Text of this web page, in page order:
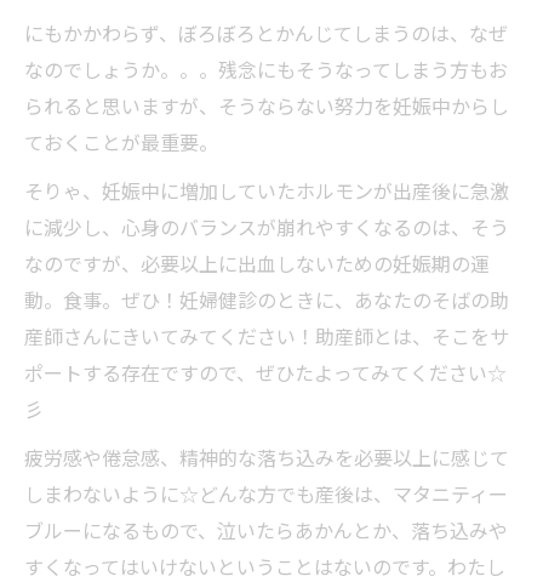
にもかかわらず、ぼろぼろとかんじてしまうのは、なぜ
なのでしょうか。。。残念にもそうなってしまう方もお
られると思いますが、そうならない努力を妊娠中からし
ておくことが最重要。
そりゃ、妊娠中に増加していたホルモンが出産後に急激
に減少し、心身のバランスが崩れやすくなるのは、そう
なのですが、必要以上に出血しないための妊娠期の運
動。食事。ぜひ！妊婦健診のときに、あなたのそばの助
産師さんにきいてみてください！助産師とは、そこをサ
ポートする存在ですので、ぜひたよってみてください☆
彡
疲労感や倦怠感、精神的な落ち込みを必要以上に感じて
しまわないように☆どんな方でも産後は、マタニティー
ブルーになるもので、泣いたらあかんとか、落ち込みや
すくなってはいけないということはないのです。わたし